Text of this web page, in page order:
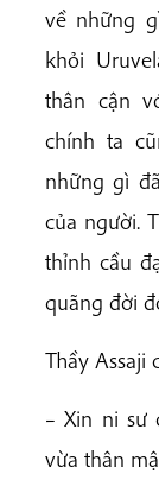
về những
khỏi
thân cận
chính ta
những gì
của người.
thỉnh cầu
quãng đời
Thầy Assaji
– Xin ni sư
vừa thân